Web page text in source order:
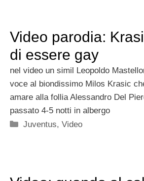
Video parodia:
di essere gay
nel video un simil Leopoldo
voce al biondissimo Milos Krasic
amare alla follia Alessandro Del
passato 4-5 notti in albergo
Categorie
Juventus,Video